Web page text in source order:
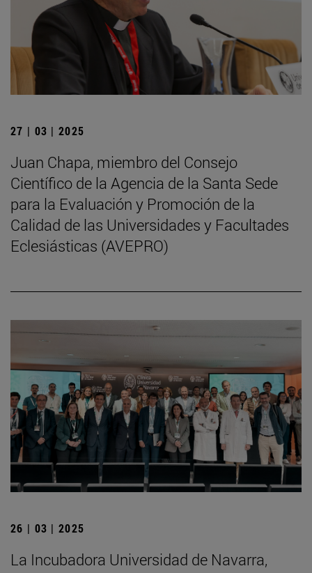
27 | 03 | 2025
Juan Chapa, miembro del Consejo
Científico de la Agencia de la Santa Sede
para la Evaluación y Promoción de la
Calidad de las Universidades y Facultades
Eclesiásticas (AVEPRO)
26 | 03 | 2025
La Incubadora Universidad de Navarra,